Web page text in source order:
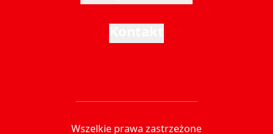
Wszelkie prawa zastrzeżone